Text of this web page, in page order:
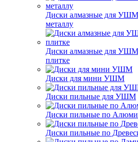
Диски алмазные для
металлу
Диски алмазные для
плитке
Диски для мини УШМ
Диски пильные для УШМ
Диски пильные по
Диски пильные по